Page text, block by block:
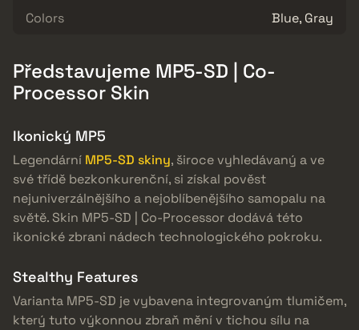
Colors
Blue, Gray
Představujeme MP5-SD | Co-
Processor Skin
Ikonický MP5
Legendární MP5-SD skiny, široce vyhledávaný a ve
své třídě bezkonkurenční, si získal pověst
nejuniverzálnějšího a nejoblíbenějšího samopalu na
světě. Skin MP5-SD | Co-Processor dodává této
ikonické zbrani nádech technologického pokroku.
Stealthy Features
Varianta MP5-SD je vybavena integrovaným tlumičem,
který tuto výkonnou zbraň mění v tichou sílu na